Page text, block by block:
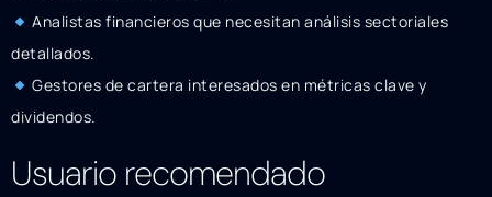
Analistas financieros que necesitan análisis sectoriales
detallados.
Gestores de cartera interesados en métricas clave y
dividendos.
Usuario recomendado